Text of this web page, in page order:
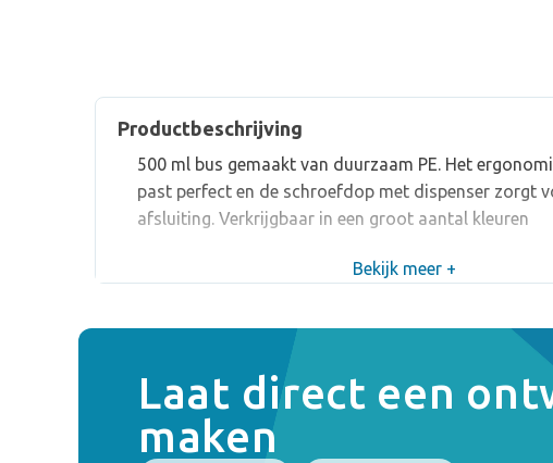
Productbeschrijving
500 ml bus gemaakt van duurzaam PE. Het
past perfect en de schroefdop met dispenser zorgt
afsluiting. Verkrijgbaar in een groot aantal kleuren
Bekijk meer +
Laat direct een
maken